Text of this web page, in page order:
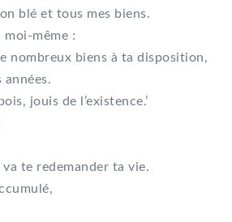
blé et tous mes biens.
même :
nombreux biens à ta disposition,
années.
jouis de l’existence.’
te redemander ta vie.